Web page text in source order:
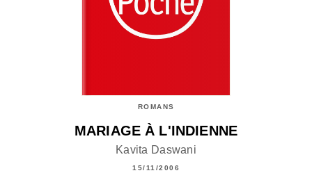
ROMANS
MARIAGE À L'INDIENNE
Kavita Daswani
15/11/2006